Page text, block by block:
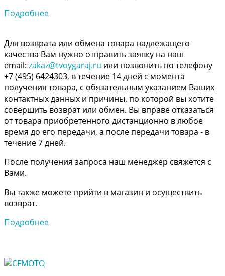
Подробнее
Для возврата или обмена товара надлежащего
качества Вам нужно отправить заявку на наш
email: zakaz@tvoygaraj.ru или позвонить по телефону
+7 (495) 6424303, в течение 14 дней с момента
получения товара, с обязательным указанием Ваших
контактных данных и причины, по которой вы хотите
совершить возврат или обмен. Вы вправе отказаться
от товара приобретенного дистанционно в любое
время до его передачи, а после передачи товара - в
течение 7 дней.
После получения запроса наш менеджер свяжется с
Вами.
Вы также можете прийти в магазин и осуществить
возврат.
Подробнее